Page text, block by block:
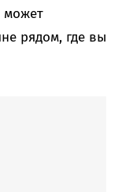
может
рядом, где вы